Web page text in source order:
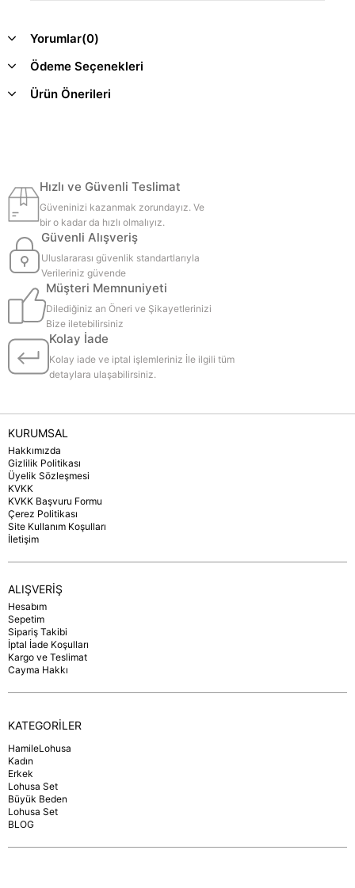
Yorumlar(0)
Ödeme Seçenekleri
Ürün Önerileri
Hızlı ve Güvenli Teslimat
Güveninizi kazanmak zorundayız. Ve
bir o kadar da hızlı olmalıyız.
Güvenli Alışveriş
Uluslararası güvenlik standartlarıyla
Verileriniz güvende
Müşteri Memnuniyeti
Dilediğiniz an Öneri ve Şikayetlerinizi
Bize iletebilirsiniz
Kolay İade
Kolay iade ve iptal işlemleriniz İle ilgili tüm
detaylara ulaşabilirsiniz.
KURUMSAL
Hakkımızda
Gizlilik Politikası
Üyelik Sözleşmesi
KVKK
KVKK Başvuru Formu
Çerez Politikası
Site Kullanım Koşulları
İletişim
ALIŞVERİŞ
Hesabım
Sepetim
Sipariş Takibi
İptal İade Koşulları
Kargo ve Teslimat
Cayma Hakkı
KATEGORİLER
HamileLohusa
Kadın
Erkek
Lohusa Set
Büyük Beden
Lohusa Set
BLOG